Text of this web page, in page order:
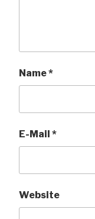
Name*
E-Mail *
Website